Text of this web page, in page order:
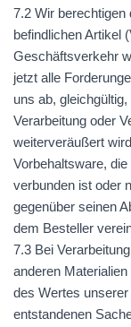
7.2 Wir berechtigen
befindlichen Artikel
Geschäftsverkehr
jetzt alle
uns ab,
Verarbeitung oder
weiterveräußert
Vorbehaltsware,
verbunden ist oder
gegenüber seinen
dem Besteller
7.3 Bei
anderen
des Wertes
entstandenen